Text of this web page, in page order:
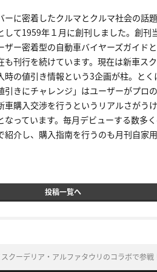
ーに密着したクルマとクルマ社会の話
して1959年１月に創刊しました。創刊
ザー密着型の自動車バイヤーズガイド
も刊行を続けています。現在は新車ス
時の値引き情報という3企画が柱。とく
引きにチャレンジ」はユーザーがプロ
車購入交渉を行うというリアルさがう
なっています。毎月デビューする数多
紹介し、購入指南を行うのも月刊自家
投稿一覧へ
ーデリア・アルファタウリのコラボで参